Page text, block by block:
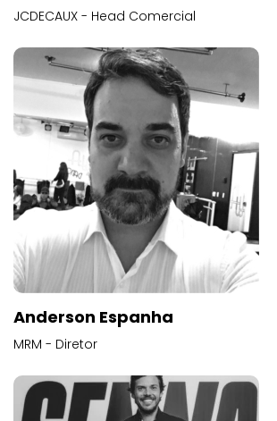
JCDECAUX - Head Comercial
Anderson Espanha
MRM - Diretor